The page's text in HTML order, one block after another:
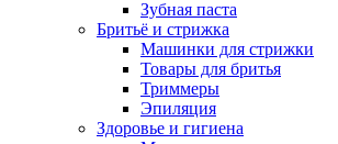
Зубная паста
Бритьё и стрижка
Машинки для стрижки
Товары для бритья
Триммеры
Эпиляция
Здоровье и гигиена